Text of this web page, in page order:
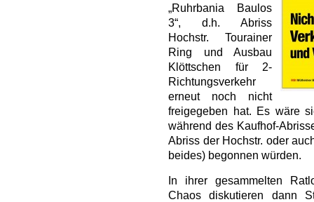
„Ruhrbania Baulos
3“, d.h. Abriss
Hochstr. Tourainer
Ring und Ausbau
Klöttschen für 2-
Richtungsverkehr
erneut noch nicht
freigegeben hat. Es wäre
während des Kaufhof-
Abriss der Hochstr. oder
beides) begonnen würden.
In ihrer gesammelten
Chaos diskutieren dann